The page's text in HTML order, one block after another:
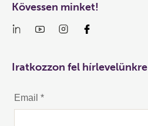
Kövessen minket!
Iratkozzon fel hírlevelünkre